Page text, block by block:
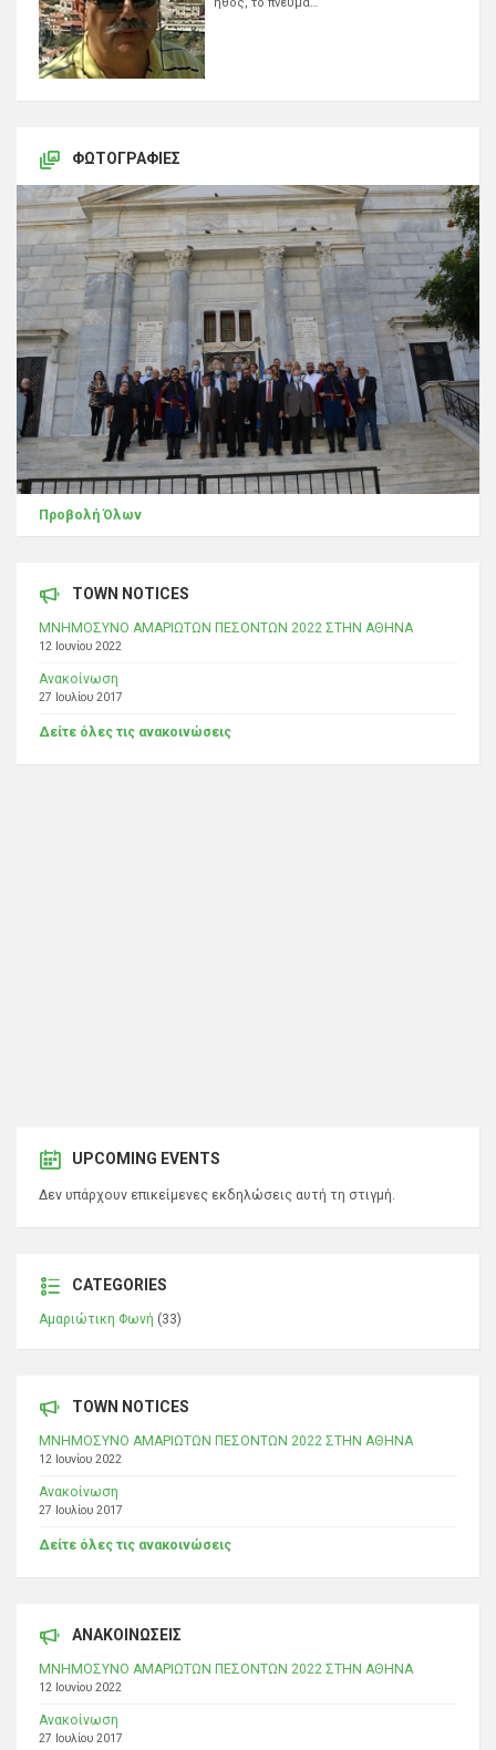
ΦΩΤΟΓΡΑΦΊΕΣ
Προβολή Όλων
TOWN NOTICES
ΜΝΗΜΟΣΥΝΟ ΑΜΑΡΙΩΤΩΝ ΠΕΣΟΝΤΩΝ 2022 ΣΤΗΝ ΑΘΗΝΑ
12 Ιουνίου 2022
Ανακοίνωση
27 Ιουλίου 2017
Δείτε όλες τις ανακοινώσεις
UPCOMING EVENTS
Δεν υπάρχουν επικείμενες εκδηλώσεις αυτή τη στιγμή.
CATEGORIES
Αμαριώτικη Φωνή (33)
TOWN NOTICES
ΜΝΗΜΟΣΥΝΟ ΑΜΑΡΙΩΤΩΝ ΠΕΣΟΝΤΩΝ 2022 ΣΤΗΝ ΑΘΗΝΑ
12 Ιουνίου 2022
Ανακοίνωση
27 Ιουλίου 2017
Δείτε όλες τις ανακοινώσεις
ΑΝΑΚΟΙΝΩΣΕΙΣ
ΜΝΗΜΟΣΥΝΟ ΑΜΑΡΙΩΤΩΝ ΠΕΣΟΝΤΩΝ 2022 ΣΤΗΝ ΑΘΗΝΑ
12 Ιουνίου 2022
Ανακοίνωση
27 Ιουλίου 2017